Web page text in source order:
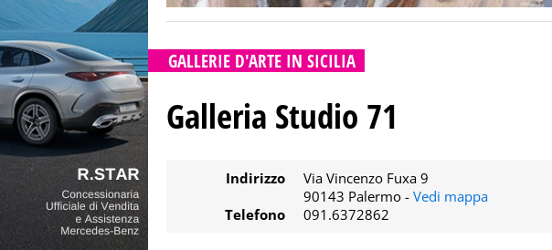
GALLERIE D'ARTE IN SICILIA
Galleria Studio 71
Indirizzo
Via Vincenzo Fuxa 9
90143 Palermo - Vedi mappa
Telefono
091.6372862